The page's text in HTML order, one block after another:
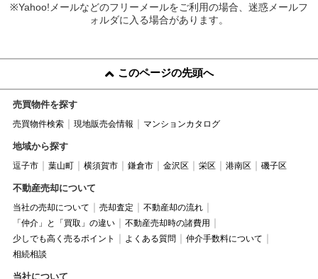
※Yahoo!メールなどのフリーメールをご利用の場合、迷惑メールフ
ォルダに入る場合があります。
このページの先頭へ
売買物件を探す
売買物件検索 現地販売会情報 マンションカタログ
地域から探す
逗子市 葉山町 横須賀市 鎌倉市 金沢区 栄区 港南区 磯子区
不動産売却について
当社の売却について 売却査定
不動産却の流れ
「仲介」と「買取」の違い
不動産売却時の諸費用
少しでも高く売るポイント
よくある質問
仲介手数料について
相続相談
当社について